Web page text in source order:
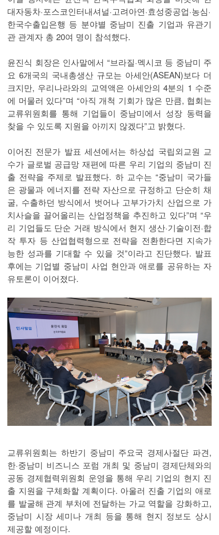
대자동차·포스코인터내셔널·고려아연·효성중공업·농심·
한국수출입은행 등 분야별 중남미 진출 기업과 유관기
관 관계자 총 20여 명이 참석했다.
윤진식 회장은 인사말에서 “브라질·멕시코 등 중남미 주
요 6개국의 국내총생산 규모는 아세안(ASEAN)보다 더
크지만, 우리나라와의 교역액은 아세안의 4분의 1 수준
에 머물러 있다”며 “아직 개척 기회가 많은 만큼, 협회는
교류위원회를 통해 기업들이 중남미에서 성장 동력을
찾을 수 있도록 지원을 아끼지 않겠다”고 밝혔다.
이어진 전문가 발표 세션에서는 하상섭 국립외교원 교
수가 글로벌 공급망 재편에 따른 우리 기업의 중남미 진
출 전략을 주제로 발표했다. 하 교수는 “중남미 국가들
은 광물과 에너지를 전략 자산으로 규정하고 단순히 채
굴, 수출하던 방식에서 벗어나 고부가가치 산업으로 가
치사슬을 끌어올리는 산업정책을 추진하고 있다”며 “우
리 기업들도 단순 거래 방식에서 현지 생산·기술이전·합
작 투자 등 산업협력형으로 전략을 전환한다면 지속가
능한 성과를 기대할 수 있을 것”이라고 진단했다. 발표
후에는 기업별 중남미 사업 현안과 애로를 공유하는 자
유토론이 이어졌다.
교류위원회는 하반기 중남미 주요국 경제사절단 파견,
한·중남미 비즈니스 포럼 개최 및 중남미 경제단체와의
공동 경제협력위원회 운영을 통해 우리 기업의 현지 진
출 지원을 구체화할 계획이다. 아울러 진출 기업의 애로
를 발굴해 관계 부처에 전달하는 가교 역할을 강화하고,
중남미 시장 세미나 개최 등을 통해 현지 정보도 상시
제공할 예정이다.